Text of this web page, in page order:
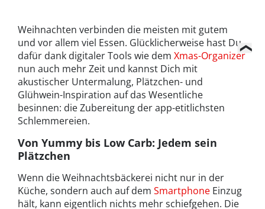
Weihnachten verbinden die meisten mit gutem
und vor allem viel Essen. Glücklicherweise hast Du
dafür dank digitaler Tools wie dem Xmas-Organizer
nun auch mehr Zeit und kannst Dich mit
akustischer Untermalung, Plätzchen- und
Glühwein-Inspiration auf das Wesentliche
besinnen: die Zubereitung der app-etitlichsten
Schlemmereien.
Von Yummy bis Low Carb: Jedem sein
Plätzchen
Wenn die Weihnachtsbäckerei nicht nur in der
Küche, sondern auch auf dem Smartphone Einzug
hält, kann eigentlich nichts mehr schiefgehen. Die